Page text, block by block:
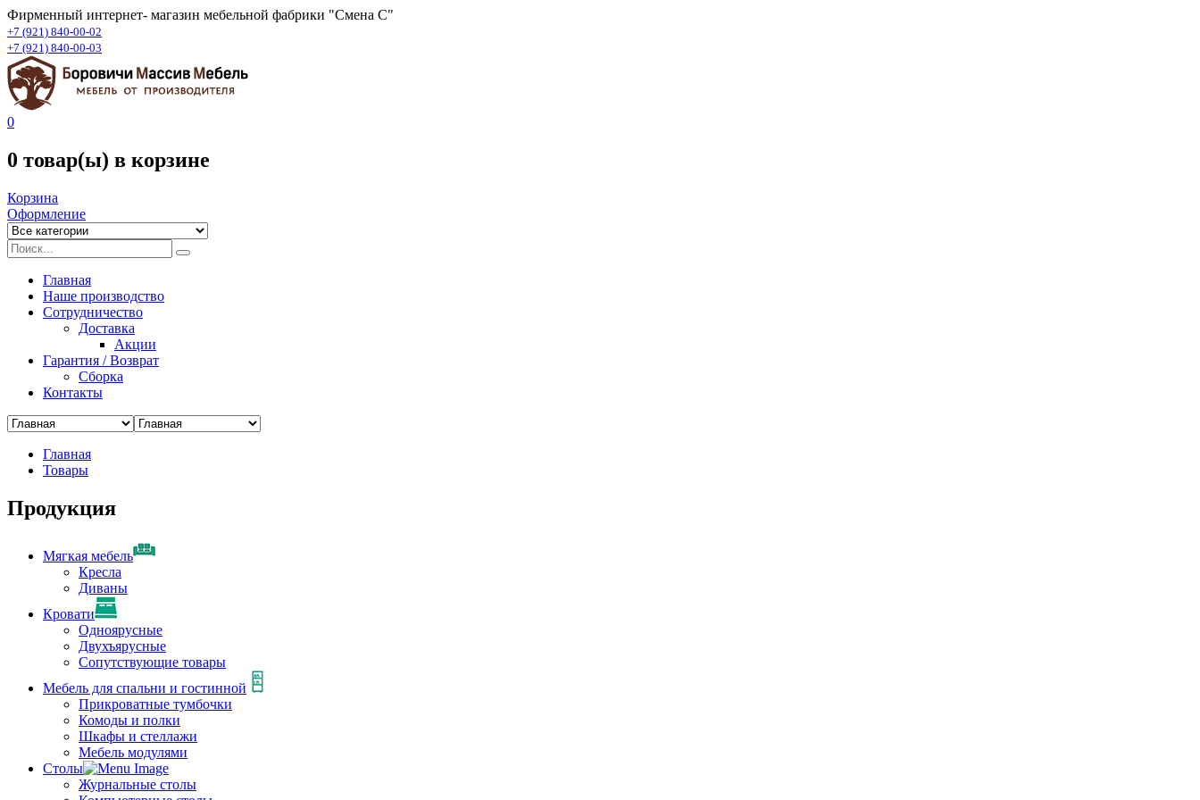
Фирменный интернет- магазин мебельной фабрики "Смена С"
+7 (921) 840-00-02
+7 (921) 840-00-03
0
0 товар(ы) в корзине
Корзина
Оформление
Главная
Наше производство
Сотрудничество
Доставка
Акции
Гарантия / Возврат
Сборка
Контакты
Главная
Товары
Продукция
Мягкая мебель
Кресла
Диваны
Кровати
Одноярусные
Двухъярусные
Сопутствующие товары
Мебель для спальни и гостинной
Прикроватные тумбочки
Комоды и полки
Шкафы и стеллажи
Мебель модулями
Столы
Журнальные столы